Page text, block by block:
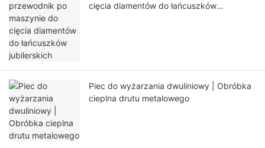
cięcia diamentów do łańcuszków
Piec do wyżarzania dwuliniowy | Obróbka
cieplna drutu metalowego